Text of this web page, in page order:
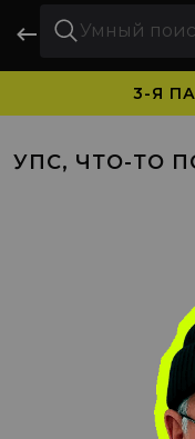
3-Я
УПС, ЧТО-ТО